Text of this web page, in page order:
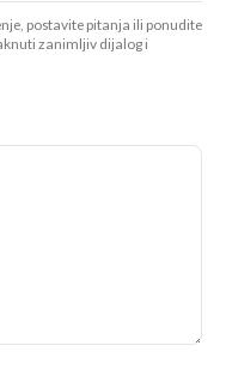
postavite pitanja ili ponudite
zanimljiv dijalog i